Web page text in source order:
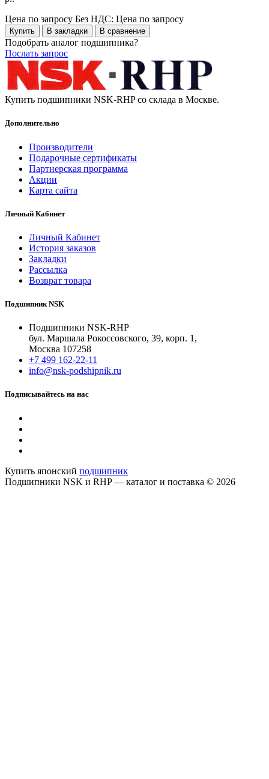
Цена по запросу Без НДС: Цена по запросу
Купить В закладки В сравнение
Подобрать аналог подшипника?
Послать запрос
Купить подшипники NSK-RHP со склада в Москве.
Дополнительно
Производители
Подарочные сертификаты
Партнерская программа
Акции
Карта сайта
Личный Кабинет
Личный Кабинет
История заказов
Закладки
Рассылка
Возврат товара
Подшипник NSK
Подшипники NSK-RHP
бул. Маршала Рокоссовского, 39, корп. 1,
Москва 107258
+7 499 162-22-11
info@nsk-podshipnik.ru
Подписывайтесь на нас
Купить японский подшипник
Подшипники NSK и RHP — каталог и поставка © 2026